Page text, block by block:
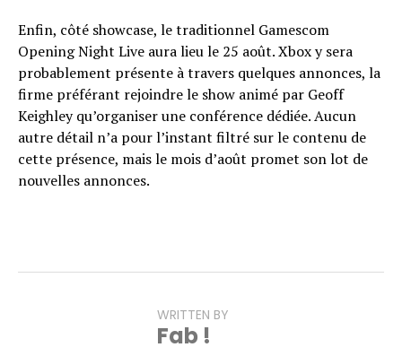
Enfin, côté showcase, le traditionnel Gamescom
Opening Night Live aura lieu le 25 août. Xbox y sera
probablement présente à travers quelques annonces, la
firme préférant rejoindre le show animé par Geoff
Keighley qu’organiser une conférence dédiée. Aucun
autre détail n’a pour l’instant filtré sur le contenu de
cette présence, mais le mois d’août promet son lot de
nouvelles annonces.
WRITTEN BY
Fab !